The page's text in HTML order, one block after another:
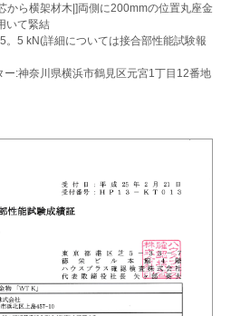
ら横架材木|]両側に200mmの位置丸座金
いて緊結
5 kN(詳細については接合部性能試験報
:神奈川県横浜市鶴見区元宮1丁目12番地